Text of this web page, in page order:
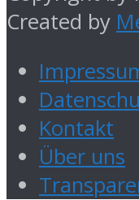
Created by
Kontakt
Über uns